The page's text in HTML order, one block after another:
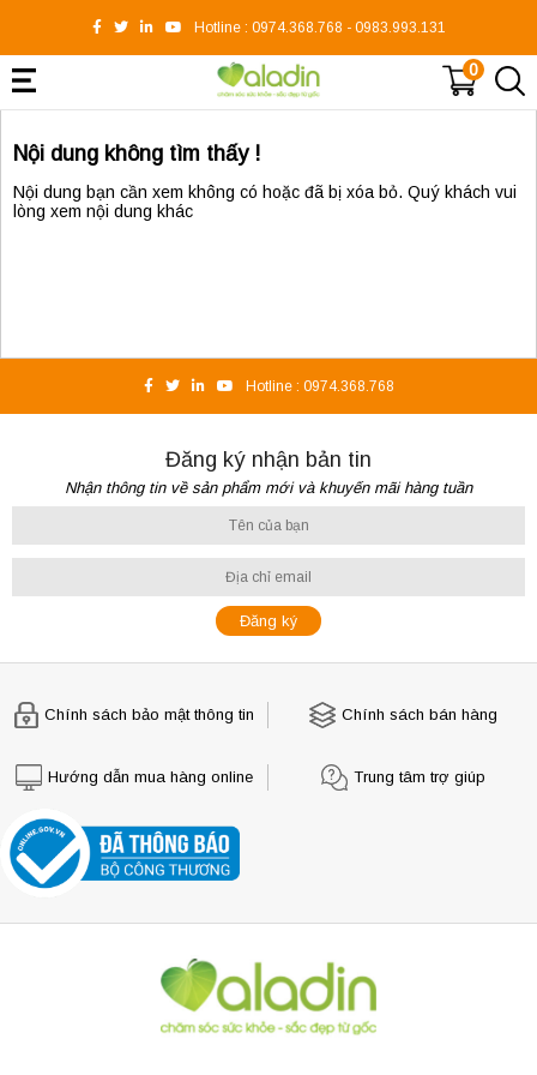
Hotline : 0974.368.768 - 0983.993.131
0
Nội dung không tìm thấy !
Nội dung bạn cần xem không có hoặc đã bị xóa bỏ. Quý khách vui
lòng xem nội dung khác
Hotline : 0974.368.768
Đăng ký nhận bản tin
Nhận thông tin về sản phẩm mới và khuyến mãi hàng tuần
Chính sách bảo mật thông tin Chính sách bán hàng
Hướng dẫn mua hàng online Trung tâm trợ giúp